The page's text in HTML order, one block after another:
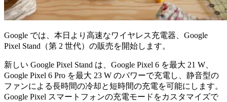
Google では、本日より高速なワイヤレス充電器、Google
Pixel Stand（第 2 世代）の販売を開始します。
新しい Google Pixel Stand は、Google Pixel 6 を最大 21 W、
Google Pixel 6 Pro を最大 23 W のパワーで充電し、静音型の
ファンによる長時間の冷却と短時間の充電を可能にします。
Google Pixel スマートフォンの充電モードをカスタマイズで